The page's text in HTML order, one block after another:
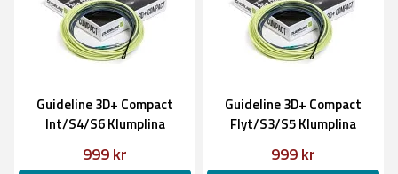
Guideline 3D+ Compact
Int/S4/S6 Klumplina
999 kr
Guideline 3D+ Compact
Flyt/S3/S5 Klumplina
999 kr